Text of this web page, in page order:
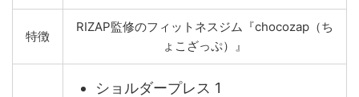
特徴
RIZAP監修のフィットネスジム『chocozap（ち
ょこざっぷ）』
ショルダープレス 1